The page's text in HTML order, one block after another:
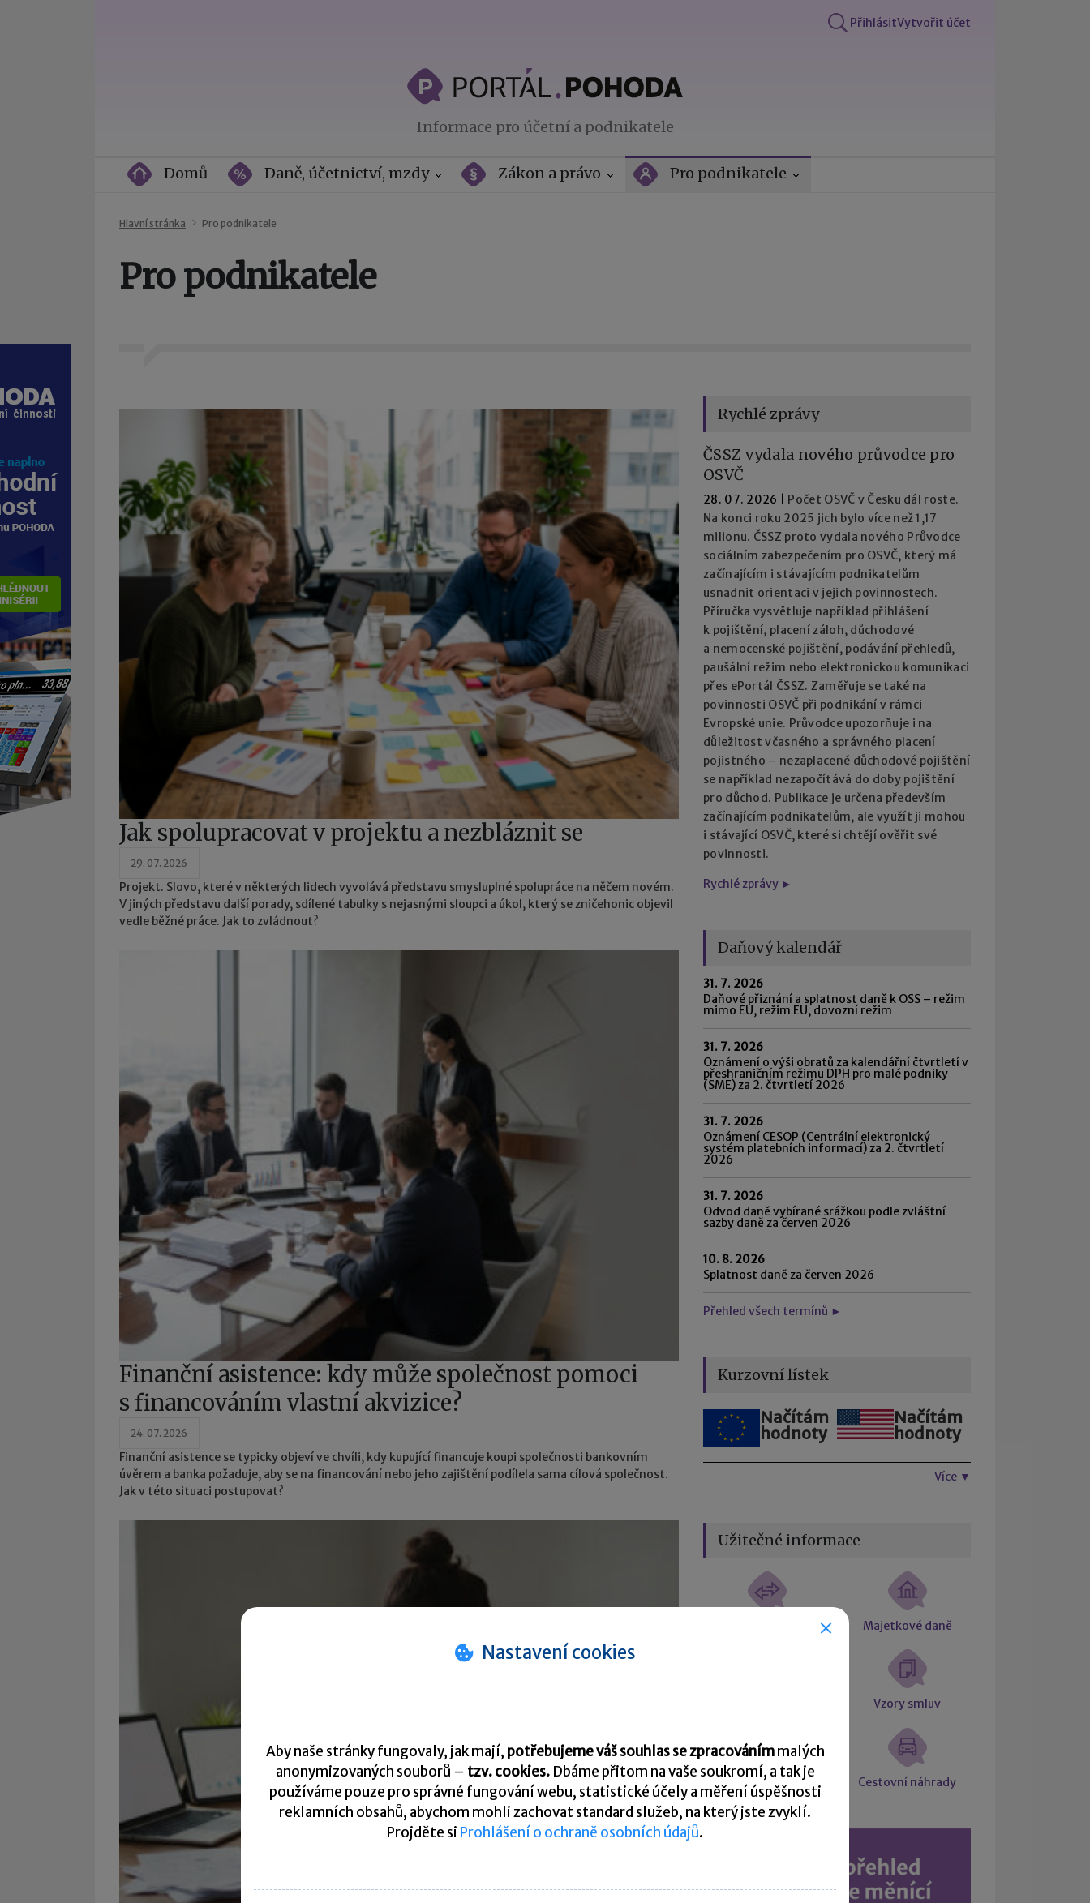
PřihlásitVytvořit účet
Informace pro účetní a podnikatele
Domů Daně, účetnictví, mzdy Zákon a právo Pro podnikatele
Hlavní stránka Pro podnikatele
Pro podnikatele
Jak spolupracovat v projektu a nezbláznit se
29. 07. 2026
Projekt. Slovo, které v některých lidech vyvolává představu smysluplné spolupráce na něčem novém.
V jiných představu další porady, sdílené tabulky s nejasnými sloupci a úkol, který se zničehonic objevil
vedle běžné práce. Jak to zvládnout?
Finanční asistence: kdy může společnost pomoci
s financováním vlastní akvizice?
24. 07. 2026
Finanční asistence se typicky objeví ve chvíli, kdy kupující financuje koupi společnosti bankovním
úvěrem a banka požaduje, aby se na financování nebo jeho zajištění podílela sama cílová společnost.
Jak v této situaci postupovat?
Rychlé zprávy
ČSSZ vydala nového průvodce pro
OSVČ
28. 07. 2026
Počet OSVČ v Česku dál roste.
Na konci roku 2025 jich bylo více než 1,17
milionu. ČSSZ proto vydala nového Průvodce
sociálním zabezpečením pro OSVČ, který má
začínajícím i stávajícím podnikatelům
usnadnit orientaci v jejich povinnostech.
Příručka vysvětluje například přihlášení
k pojištění, placení záloh, důchodové
a nemocenské pojištění, podávání přehledů,
paušální režim nebo elektronickou komunikaci
přes ePortál ČSSZ. Zaměřuje se také na
povinnosti OSVČ při podnikání v rámci
Evropské unie. Průvodce upozorňuje i na
důležitost včasného a správného placení
pojistného – nezaplacené důchodové pojištění
se například nezapočítává do doby pojištění
pro důchod. Publikace je určena především
začínajícím podnikatelům, ale využít ji mohou
i stávající OSVČ, které si chtějí ověřit své
povinnosti.
Rychlé zprávy ►
Daňový kalendář
31. 7. 2026
Daňové přiznání a splatnost daně k OSS – režim
mimo EU, režim EU, dovozní režim
31. 7. 2026
Oznámení o výši obratů za kalendářní čtvrtletí v
přeshraničním režimu DPH pro malé podniky
(SME) za 2. čtvrtletí 2026
31. 7. 2026
Oznámení CESOP (Centrální elektronický
systém platebních informací) za 2. čtvrtletí
2026
31. 7. 2026
Odvod daně vybírané srážkou podle zvláštní
sazby daně za červen 2026
10. 8. 2026
Splatnost daně za červen 2026
Přehled všech termínů ►
Kurzovní lístek
Načítám
hodnoty
Načítám
hodnoty
Více ▼
Užitečné informace
Účetní souvztažnosti Majetkové daně
Vzory smluv
Výpočet čisté mzdy Cestovní náhrady
Nastavení cookies
Aby naše stránky fungovaly, jak mají, potřebujeme váš souhlas se zpracovánímmalých
anonymizovaných souborů – tzv. cookies. Dbáme přitom na vaše soukromí, a tak je
používáme pouze pro správné fungování webu, statistické účely a měření úspěšnosti
reklamních obsahů, abychom mohli zachovat standard služeb, na který jste zvyklí.
Projděte si Prohlášení o ochraně osobních údajů.